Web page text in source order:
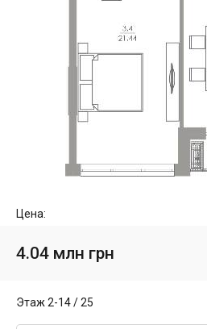
Цена:
4.04 млн грн
Этаж 2-14 / 25